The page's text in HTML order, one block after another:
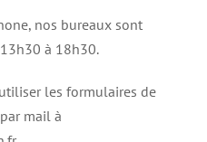
nos bureaux sont
à 18h30.
les formulaires de
mail à